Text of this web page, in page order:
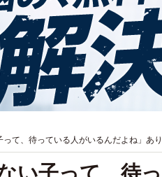
って、待っている人がいるんだよね」あ